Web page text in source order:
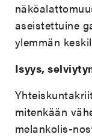
aseistettuine
ylemmän
Isyys,
mitenkään
melankolis-